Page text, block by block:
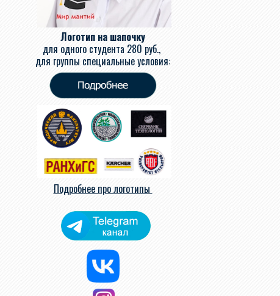
Логотип на шапочку
для одного студента 280 руб.,
для группы специальные условия:
Подробнее про логотипы